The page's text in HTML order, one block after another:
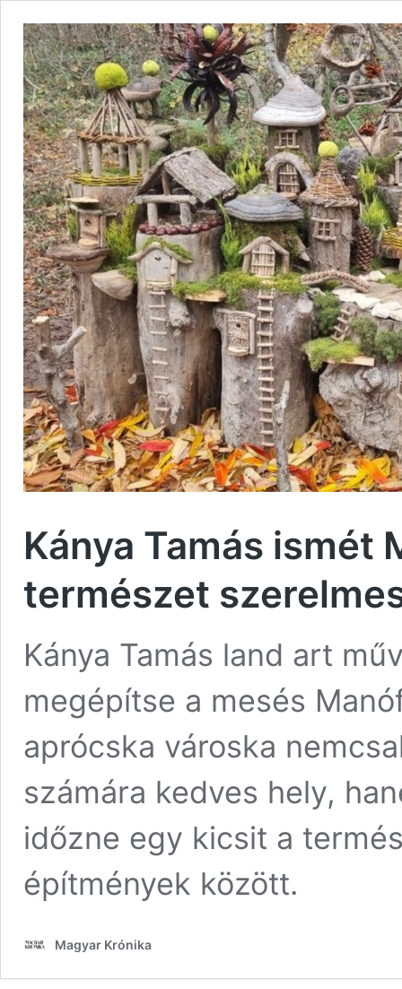
Kánya Tamás ismét
természet
Kánya Tamás land art
megépítse a mesés
aprócska városka
számára kedves hely,
időzne egy kicsit a
építmények között.
Magyar Krónika